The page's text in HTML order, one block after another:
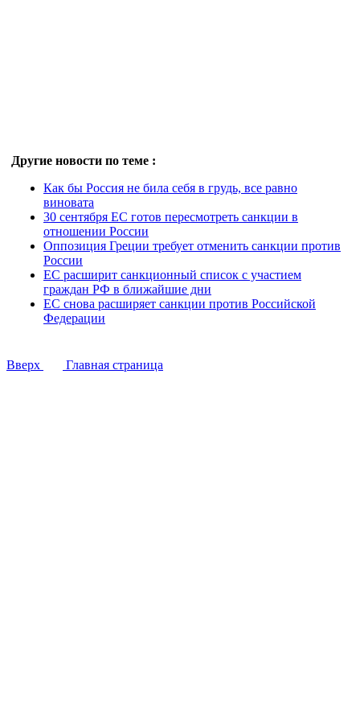
Другие новости по теме :
Как бы Россия не била себя в грудь, все равно
виновата
30 сентября ЕС готов пересмотреть санкции в
отношении России
Оппозиция Греции требует отменить санкции против
России
ЕС расширит санкционный список с участием
граждан РФ в ближайшие дни
ЕС снова расширяет санкции против Российской
Федерации
Вверх Главная страница